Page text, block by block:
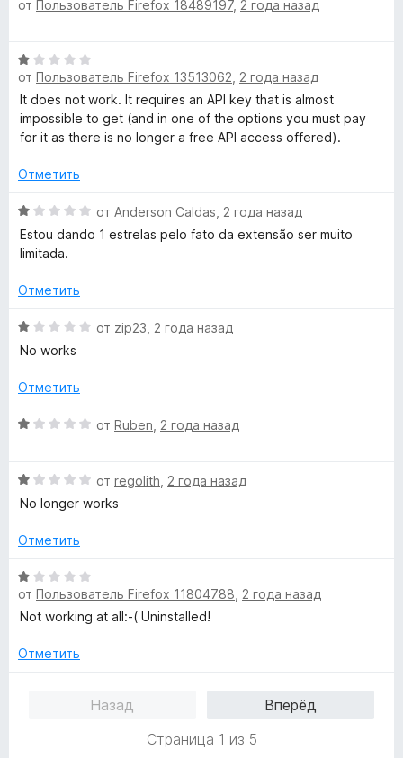
и
н
а
1
и
з
5
ц
е
н
о
н
а
и
5
от Пользователь Firefox 18489197, 2 года назад
О
ц
е
н
е
о
а
1
и
5
от Пользователь Firefox 13513062 2 года назад
It does not work. It requires an API key that is almost
impossible to get (and in one of the options you must pay
for it as there is no longer a free API access offered).
Отметить
О
ц
е
е
о
н
1
з
от Anderson Caldas 2 года назад
Estou dando 1 estrelas pelo fato da extensão ser muito
limitada.
Отметить
О
ц
н
н
а
1
з
от zip23 2 года назад
No works
Отметить
О
н
е
о
а
1
и
5
от Ruben 2 года назад
О
ц
н
н
о
н
1
от regolith 2 года назад
No longer works
Отметить
О
ц
е
е
от Пользователь Firefox 11804788 2 года назад
Not working at all:-( Uninstalled!
Отметить
Назад
Вперёд
Страница 1 из 5